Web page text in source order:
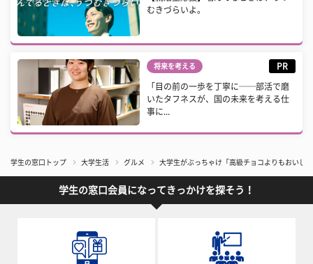
むきづらいよ。
将来を考える PR
「目の前の一歩を丁寧に──部活で磨
いたタフネスが、国の未来を考える仕
事に...
学生の窓口トップ 大学生活 グルメ 大学生がぶっちゃけ「高級チョコよりもおいし
学生の窓口会員になってきっかけを探そう！